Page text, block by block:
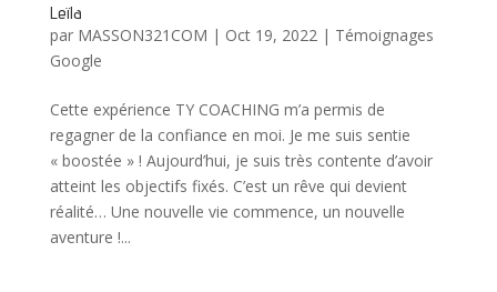
Leïla
par MASSON321COM | Oct 19, 2022| Témoignages
Google
Cette expérience TY COACHING m’a permis de
regagner de la confiance en moi. Je me suis sentie
« boostée » ! Aujourd’hui, je suis très contente d’avoir
atteint les objectifs fixés. C’est un rêve qui devient
réalité… Une nouvelle vie commence, un nouvelle
aventure !...